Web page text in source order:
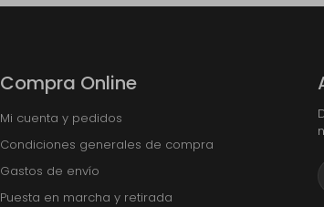
Compra Online
Mi cuenta y pedidos
Condiciones generales de compra
Gastos de envío
Puesta en marcha y retirada